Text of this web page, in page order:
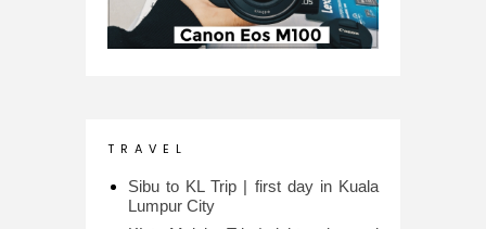
T R A V E L
Sibu to KL Trip | first day in Kuala
Lumpur City